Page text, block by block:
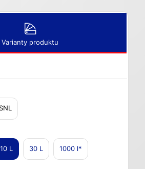
Varianty produktu
10 L 30 L 1000 l*